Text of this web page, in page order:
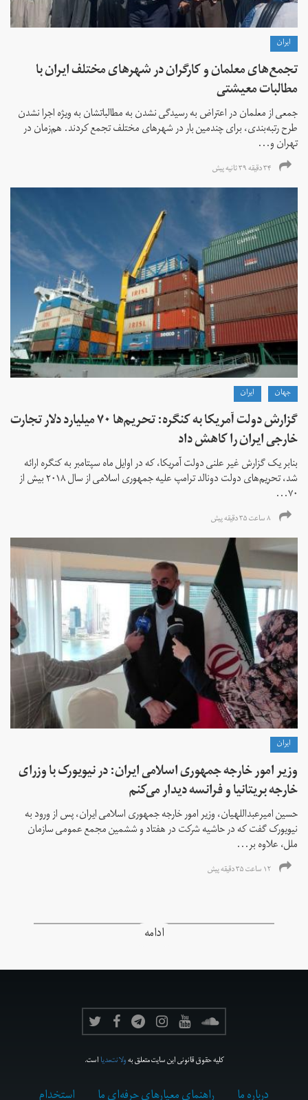
ايران
تجمع‌های معلمان و کارگران در شهرهای مختلف ایران با
مطالبات معیشتی
جمعی از معلمان در اعتراض به رسیدگی نشدن به مطالباتشان به ویژه اجرا نشدن
طرح رتبه‌بندی، برای چندمین بار در شهرهای مختلف تجمع کردند. هم‌زمان در
تهران و...
۳۴ دقیقه ۳۹ ثانیه پیش
جهان ايران
گزارش دولت آمریکا به کنگره: تحریم‌ها ۷۰ میلیارد دلار تجارت
خارجی ایران را کاهش داد
بنابر یک گزارش غیر علنی دولت آمریکا، که در اوایل ماه سپتامبر به کنگره ارائه
شد، تحریم‌های دولت دونالد ترامپ علیه جمهوری اسلامی از سال ۲۰۱۸ بیش از
۷۰...
۸ ساعت ۳۵ دقیقه پیش
ايران
وزیر امور خارجه جمهوری اسلامی ایران: در نیویورک با وزرای
خارجه بریتانیا و فرانسه دیدار می‌کنم
حسین امیرعبداللهیان، وزیر امور خارجه جمهوری اسلامی ایران، پس از ورود به
نیویورک گفت که در حاشیه شرکت در هفتاد و ششمین مجمع عمومی سازمان
ملل، علاوه بر...
۱۲ ساعت ۳۵ دقیقه پیش
ادامه
کلیه حقوق قانونی این سایت متعلق بهولانت‌مدیااست.